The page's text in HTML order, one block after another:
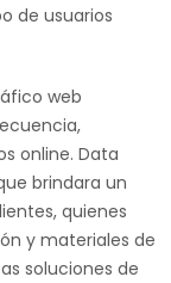
de usuarios
web
online. Data
brindara un
quienes
y materiales de
soluciones de